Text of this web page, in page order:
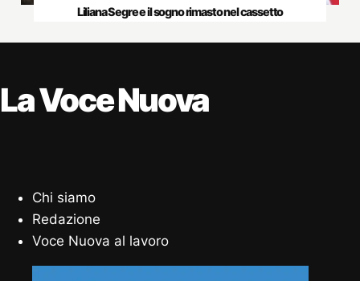
Liliana Segre e il sogno rimasto nel cassetto
La Voce Nuova
Chi siamo
Redazione
Voce Nuova al lavoro